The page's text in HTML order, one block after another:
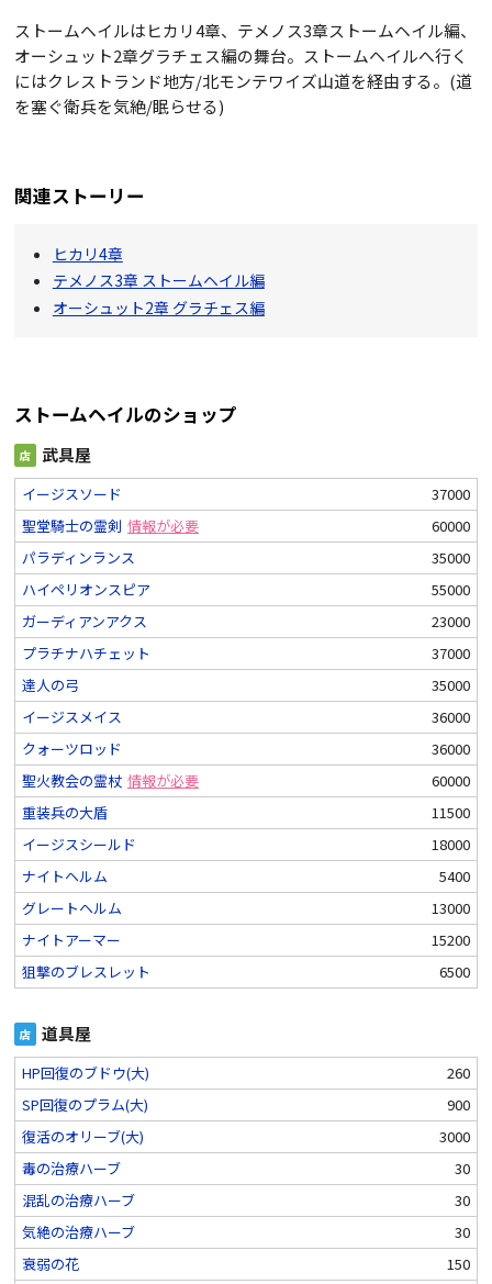
ストームヘイルはヒカリ4章、テメノス3章ストームヘイル編、
オーシュット2章グラチェス編の舞台。ストームヘイルへ行く
にはクレストランド地方/北モンテワイズ山道を経由する。(道
を塞ぐ衛兵を気絶/眠らせる)
関連ストーリー
ヒカリ4章
テメノス3章 ストームヘイル編
オーシュット2章 グラチェス編
ストームヘイルのショップ
店 武具屋
イージスソード
37000
聖堂騎士の霊剣 情報が必要
60000
パラディンランス
35000
ハイペリオンスピア
55000
ガーディアンアクス
23000
プラチナハチェット
37000
達人の弓
35000
イージスメイス
36000
クォーツロッド
36000
聖火教会の霊杖 情報が必要
60000
重装兵の大盾
11500
イージスシールド
18000
ナイトヘルム
5400
グレートヘルム
13000
ナイトアーマー
15200
狙撃のブレスレット
6500
店 道具屋
HP回復のブドウ(大)
260
SP回復のプラム(大)
900
復活のオリーブ(大)
3000
毒の治療ハーブ
30
混乱の治療ハーブ
30
気絶の治療ハーブ
30
衰弱の花
150